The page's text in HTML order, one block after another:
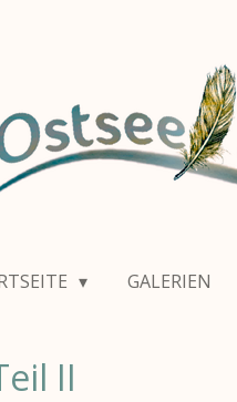
GALERIEN
II